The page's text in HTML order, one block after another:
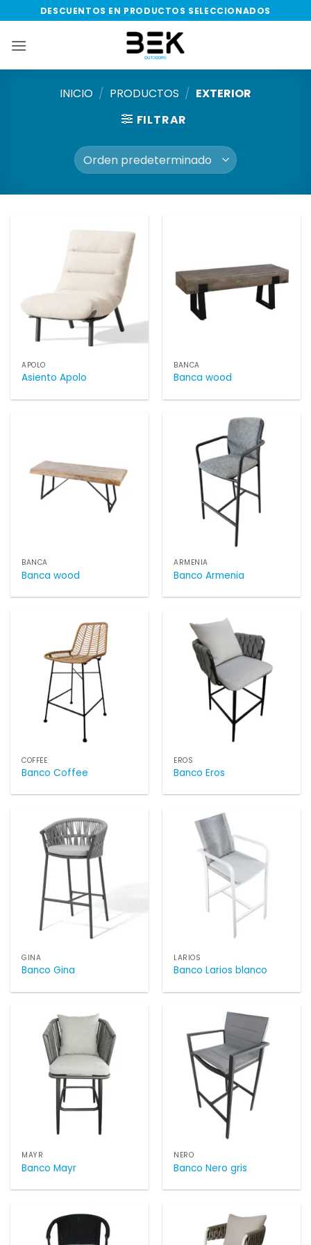
al
contenido
DESCUENTOS EN PRODUCTOS SELECCIONADOS
INICIO / PRODUCTOS / EXTERIOR
FILTRAR
APOLO
Asiento Apolo
BANCA
Banca wood
BANCA
Banca wood
ARMENIA
Banco Armenia
COFFEE
Banco Coffee
EROS
Banco Eros
GINA
Banco Gina
LARIOS
Banco Larios blanco
MAYR
Banco Mayr
NERO
Banco Nero gris